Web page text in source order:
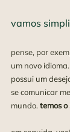
vamos
pense, por
um novo
possui um
se comunicar
mundo. temos o